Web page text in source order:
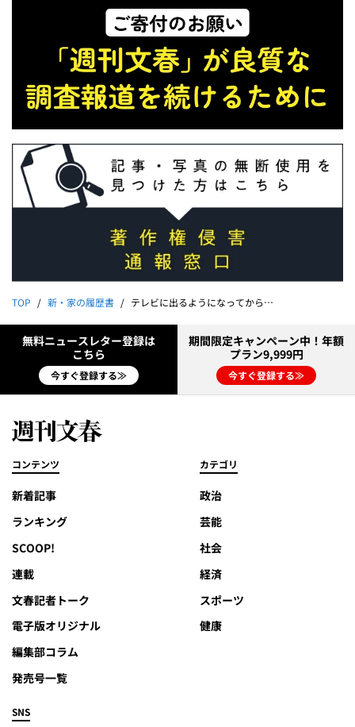
TOP 新・家の履歴書 テレビに出るようになってから地元の友だちとも会えるように。自分も現金な人間やなぁと思います。｜岡部たかし
無料ニュースレター登録は
こちら
今すぐ登録する≫
期間限定キャンペーン中！年額
プラン9,999円
今すぐ登録する≫
コンテンツ
新着記事
ランキング
SCOOP!
連載
文春記者トーク
電子版オリジナル
編集部コラム
発売号一覧
カテゴリ
政治
芸能
社会
経済
スポーツ
健康
SNS